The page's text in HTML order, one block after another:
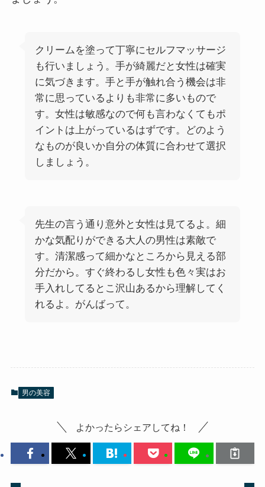
クリームを塗って丁寧にセルフマッサージ
も行いましょう。手が綺麗だと女性は確実
に気づきます。手と手が触れ合う機会は非
常に思っているよりも非常に多いもので
す。女性は敏感なので何も言わなくてもポ
イントは上がっているはずです。どのよう
なものが良いか自分の体質に合わせて選択
しましょう。
先生の言う通り意外と女性は見てるよ。細
かな気配りができる大人の男性は素敵で
す。清潔感って細かなところから見える部
分だから。すぐ終わるし女性も色々実はお
手入れしてるとこ沢山あるから理解してく
れるよ。がんばって。
男の美容
よかったらシェアしてね！